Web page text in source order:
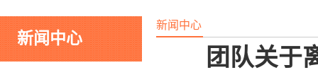
新闻中心
新闻中心
团队关于